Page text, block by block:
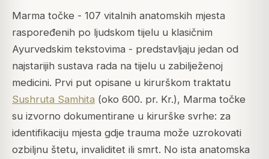
Marma točke - 107 vitalnih anatomskih mjesta
raspoređenih po ljudskom tijelu u klasičnim
Ayurvedskim tekstovima - predstavljaju jedan od
najstarijih sustava rada na tijelu u zabilježenoj
medicini. Prvi put opisane u kirurškom traktatu
Sushruta Samhita (oko 600. pr. Kr.), Marma točke
su izvorno dokumentirane u kirurške svrhe: za
identifikaciju mjesta gdje trauma može uzrokovati
ozbiljnu štetu, invaliditet ili smrt. No ista anatomska